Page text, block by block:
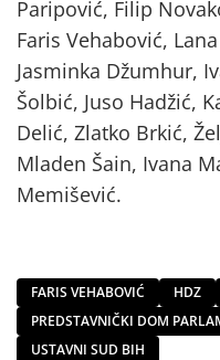
Paripović, Filip
Faris Vehabović,
Jasminka Džumhur,
Šolbić, Juso Hadžić,
Delić, Zlatko Brkić,
Mladen Šain, Ivana
Memišević.
FARIS VEHABOVIĆ HDZ
PREDSTAVNIČKI DOM
USTAVNI SUD BIH